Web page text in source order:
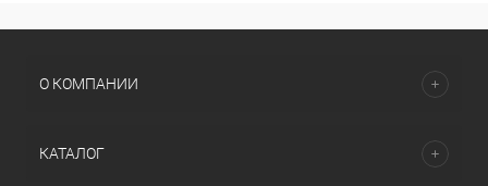
О КОМПАНИИ
КАТАЛОГ